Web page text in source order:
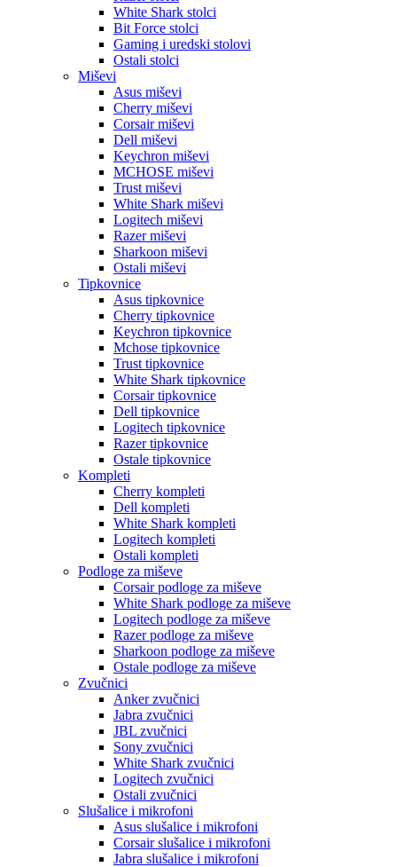
White Shark stolci
Bit Force stolci
Gaming i uredski stolovi
Ostali stolci
Miševi
Asus miševi
Cherry miševi
Corsair miševi
Dell miševi
Keychron miševi
MCHOSE miševi
Trust miševi
White Shark miševi
Logitech miševi
Razer miševi
Sharkoon miševi
Ostali miševi
Tipkovnice
Asus tipkovnice
Cherry tipkovnice
Keychron tipkovnice
Mchose tipkovnice
Trust tipkovnice
White Shark tipkovnice
Corsair tipkovnice
Dell tipkovnice
Logitech tipkovnice
Razer tipkovnice
Ostale tipkovnice
Kompleti
Cherry kompleti
Dell kompleti
White Shark kompleti
Logitech kompleti
Ostali kompleti
Podloge za miševe
Corsair podloge za miševe
White Shark podloge za miševe
Logitech podloge za miševe
Razer podloge za miševe
Sharkoon podloge za miševe
Ostale podloge za miševe
Zvučnici
Anker zvučnici
Jabra zvučnici
JBL zvučnici
Sony zvučnici
White Shark zvučnici
Logitech zvučnici
Ostali zvučnici
Slušalice i mikrofoni
Asus slušalice i mikrofoni
Corsair slušalice i mikrofoni
Jabra slušalice i mikrofoni